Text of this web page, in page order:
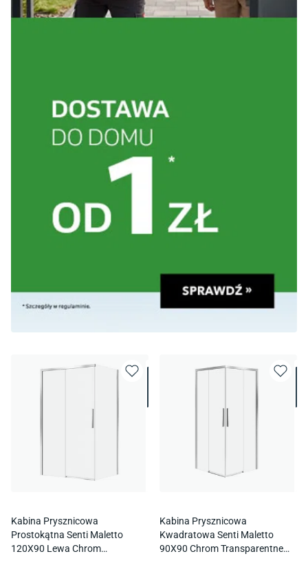
Kabina Prysznicowa
Prostokątna Senti Maletto
120X90 Lewa Chrom
Kabina Prysznicowa
Kwadratowa Senti Maletto
90X90 Chrom Transparentne